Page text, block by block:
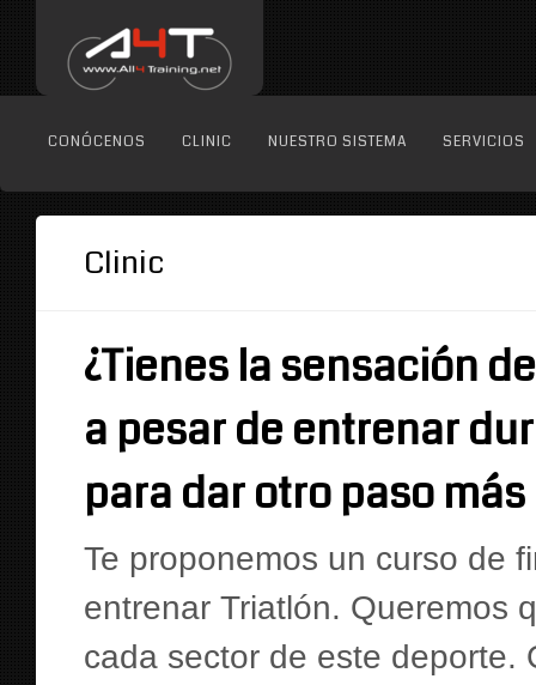
CONÓCENOS CLINIC NUESTRO SISTEMA SERVICIOS
Clinic
¿Tienes la sensación
a pesar de entrenar
para dar otro paso más
Te proponemos un curso de
entrenar Triatlón. Queremos
cada sector de este deporte.